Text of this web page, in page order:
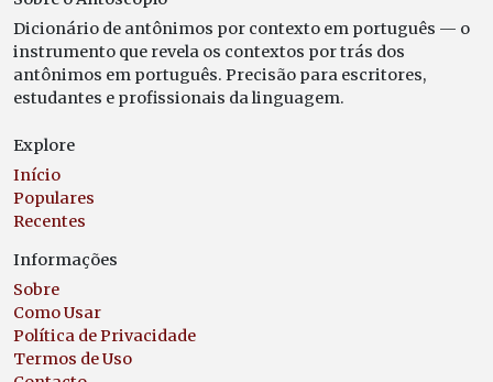
Dicionário de antônimos por contexto em português — o
instrumento que revela os contextos por trás dos
antônimos em português. Precisão para escritores,
estudantes e profissionais da linguagem.
Explore
Início
Populares
Recentes
Informações
Sobre
Como Usar
Política de Privacidade
Termos de Uso